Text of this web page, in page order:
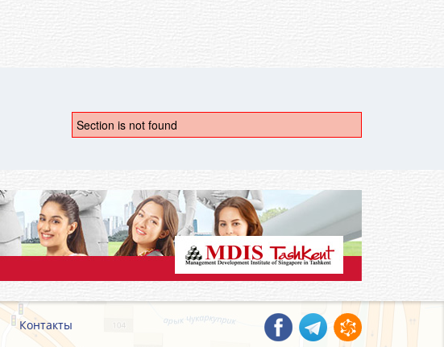
Section is not found
Контакты